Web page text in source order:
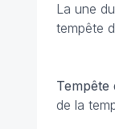
La une
tempête
Tempête
de la